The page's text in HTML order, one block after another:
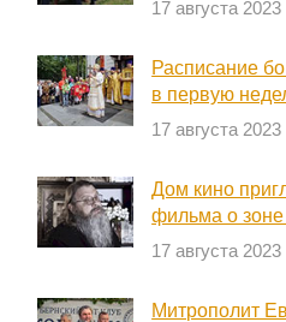
17 августа 2023
Расписание
в первую
17 августа 2023
Дом кино
фильма о
17 августа 2023
Митрополит